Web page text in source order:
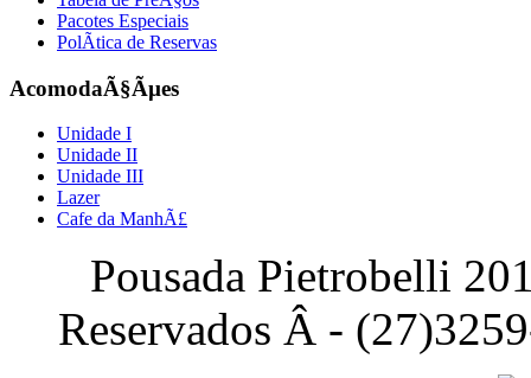
Pacotes Especiais
PolÃ­tica de Reservas
AcomodaÃ§Ãµes
Unidade I
Unidade II
Unidade III
Lazer
Cafe da ManhÃ£
Pousada Pietrobelli
Reservados Â -